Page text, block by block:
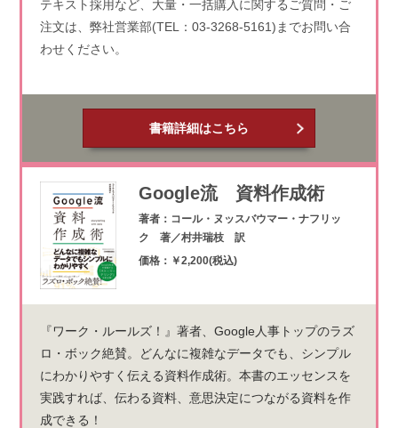
テキスト採用など、大量・一括購入に関するご質問・ご
注文は、弊社営業部(TEL：03-3268-5161)までお問い合
わせください。
書籍詳細はこちら
Google流 資料作成術
著者：コール・ヌッスバウマー・ナフリッ
ク 著／村井瑞枝 訳
価格：￥2,200(税込)
『ワーク・ルールズ！』著者、Google人事トップのラズ
ロ・ボック絶賛。どんなに複雑なデータでも、シンプル
にわかりやすく伝える資料作成術。本書のエッセンスを
実践すれば、伝わる資料、意思決定につながる資料を作
成できる！